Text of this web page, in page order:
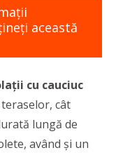
această
cu cauciuc
cât
lungă de
având și un